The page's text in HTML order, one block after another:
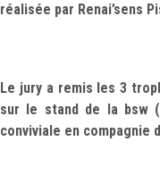
réalisée par Renai’sens
Le jury a remis les 3
sur le stand de la bsw
conviviale en